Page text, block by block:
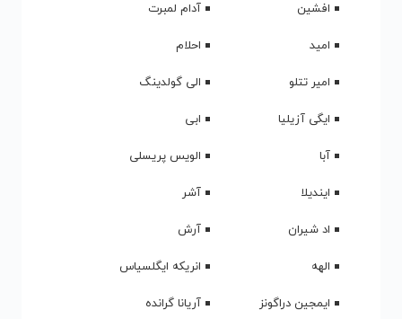
افشین
آدام لمبرت
امید
احلام
امیر تتلو
الی گولدینگ
ایگی آزیلیا
ابی
آبا
الویس پریسلی
ایندیلا
آشر
اد شیران
آرش
الهه
انریکه ایگلسیاس
ایمجین دراگونز
آریانا گرانده